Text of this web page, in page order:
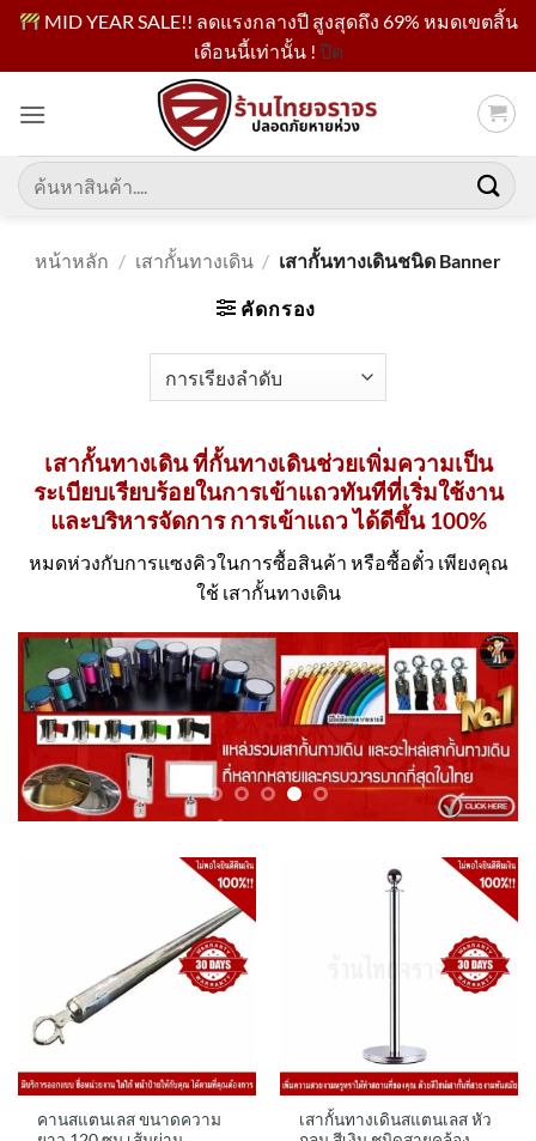
MID YEAR SALE!! ลดแรงกลางปี สูงสุดถึง 69% หมดเขตสิ้น
เดือนนี้เท่านั้น ! ปิด
เนื้อหา
ค้นหา:
หน้าหลัก / เสากั้นทางเดิน / เสากั้นทางเดินชนิด Banner
คัดกรอง
เสากั้นทางเดิน ที่กั้นทางเดินช่วยเพิ่มความเป็น
ระเบียบเรียบร้อยในการเข้าแถวทันทีที่เริ่มใช้งาน
และบริหารจัดการ การเข้าแถว ได้ดีขึ้น 100%
หมดห่วงกับการแซงคิวในการซื้อสินค้า หรือซื้อตั๋ว เพียงคุณ
ใช้ เสากั้นทางเดิน
คานสแตนเลส ขนาดความ
เสากั้นทางเดินสแตนเลส หัว